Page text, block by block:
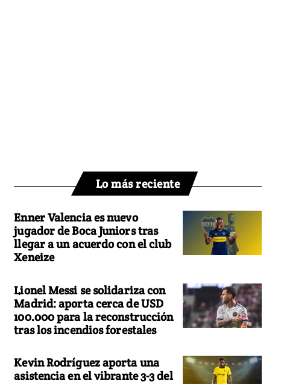
Lo más reciente
Enner Valencia es nuevo
jugador de Boca Juniors tras
llegar a un acuerdo con el club
Xeneize
Lionel Messi se solidariza con
Madrid: aporta cerca de USD
100.000 para la reconstrucción
tras los incendios forestales
Kevin Rodríguez aporta una
asistencia en el vibrante 3-3 del